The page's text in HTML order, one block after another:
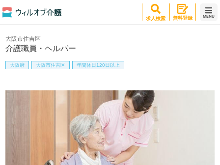
求人検索 無料登録 MENU
介護職員・ヘルパー
大阪市住吉区
大阪府 大阪市住吉区 年間休日120日以上